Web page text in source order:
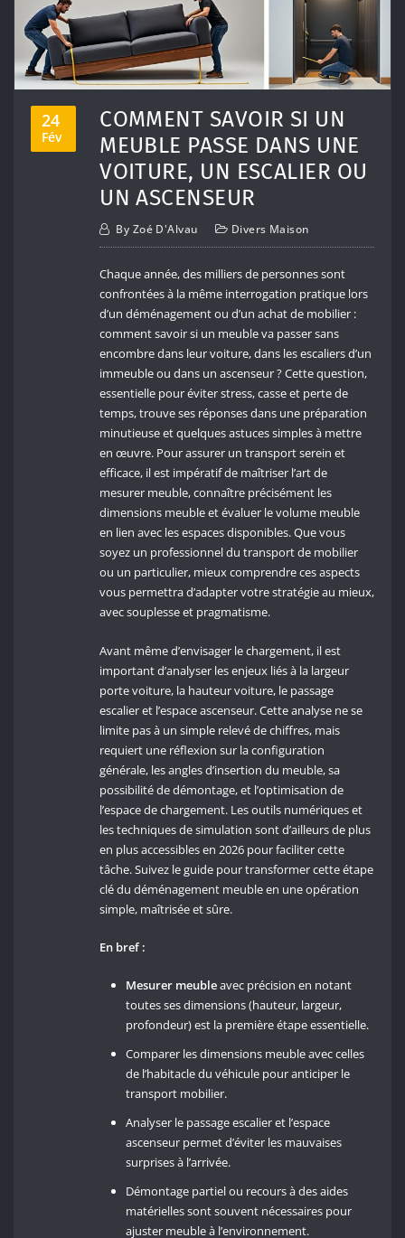
24
Fév
COMMENT SAVOIR SI UN
MEUBLE PASSE DANS UNE
VOITURE, UN ESCALIER OU
UN ASCENSEUR
By Zoé D'Alvau Divers Maison
Chaque année, des milliers de personnes sont
confrontées à la même interrogation pratique lors
d’un déménagement ou d’un achat de mobilier :
comment savoir si un meuble va passer sans
encombre dans leur voiture, dans les escaliers d’un
immeuble ou dans un ascenseur ? Cette question,
essentielle pour éviter stress, casse et perte de
temps, trouve ses réponses dans une préparation
minutieuse et quelques astuces simples à mettre
en œuvre. Pour assurer un transport serein et
efficace, il est impératif de maîtriser l’art de
mesurer meuble, connaître précisément les
dimensions meuble et évaluer le volume meuble
en lien avec les espaces disponibles. Que vous
soyez un professionnel du transport de mobilier
ou un particulier, mieux comprendre ces aspects
vous permettra d’adapter votre stratégie au mieux,
avec souplesse et pragmatisme.
Avant même d’envisager le chargement, il est
important d’analyser les enjeux liés à la largeur
porte voiture, la hauteur voiture, le passage
escalier et l’espace ascenseur. Cette analyse ne se
limite pas à un simple relevé de chiffres, mais
requiert une réflexion sur la configuration
générale, les angles d’insertion du meuble, sa
possibilité de démontage, et l’optimisation de
l’espace de chargement. Les outils numériques et
les techniques de simulation sont d’ailleurs de plus
en plus accessibles en 2026 pour faciliter cette
tâche. Suivez le guide pour transformer cette étape
clé du déménagement meuble en une opération
simple, maîtrisée et sûre.
En bref :
Mesurer meubleavec précision en notant
toutes ses dimensions (hauteur, largeur,
profondeur) est la première étape essentielle.
Comparer les dimensions meuble avec celles
de l’habitacle du véhicule pour anticiper le
transport mobilier.
Analyser le passage escalier et l’espace
ascenseur permet d’éviter les mauvaises
surprises à l’arrivée.
Démontage partiel ou recours à des aides
matérielles sont souvent nécessaires pour
ajuster meuble à l’environnement.